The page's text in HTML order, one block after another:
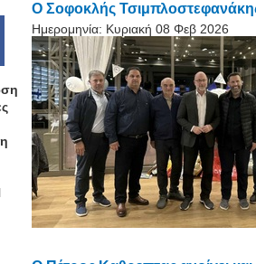
O Σοφοκλής
Ημερομηνία: Κυριακή 08 Φεβ 2026